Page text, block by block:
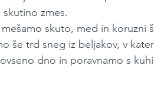
zmes.
skuto, med in koruzni
še trd sneg iz beljakov, v
dno in poravnamo s